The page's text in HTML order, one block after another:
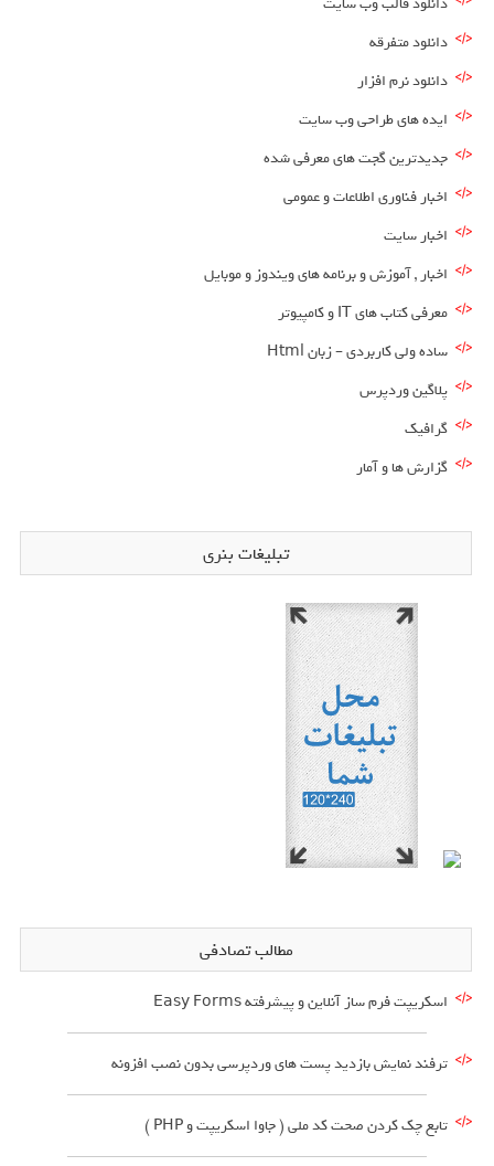
دانلود متفرقه
دانلود نرم افزار
ایده های طراحی وب سایت
جدیدترین گجت های معرفی شده
اخبار فناوری اطلاعات و عمومی
اخبار سایت
اخبار , آموزش و برنامه های ویندوز و موبایل
معرفی کتاب های IT و کامپیوتر
ساده ولی کاربردی – زبان Html
پلاگین وردپرس
گرافیک
گزارش ها و آمار
تبلیغات بنری
مطالب تصادفی
اسکریپت فرم ساز آنلاین و پیشرفته Easy Forms
ترفند نمایش بازدید پست های وردپرسی بدون نصب افزونه
تابع چک کردن صحت کد ملی ( جاوا اسکریپت و PHP )